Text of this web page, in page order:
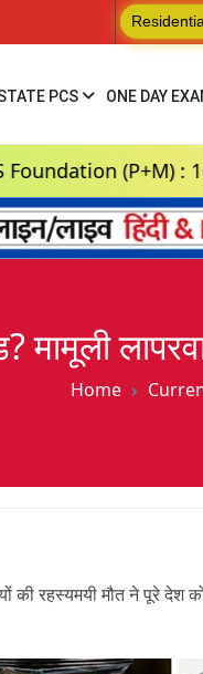
PCS ONE DAY
: 10th Aug 2026,
मामूली
Home
की रहस्यमयी मौत ने पूरे